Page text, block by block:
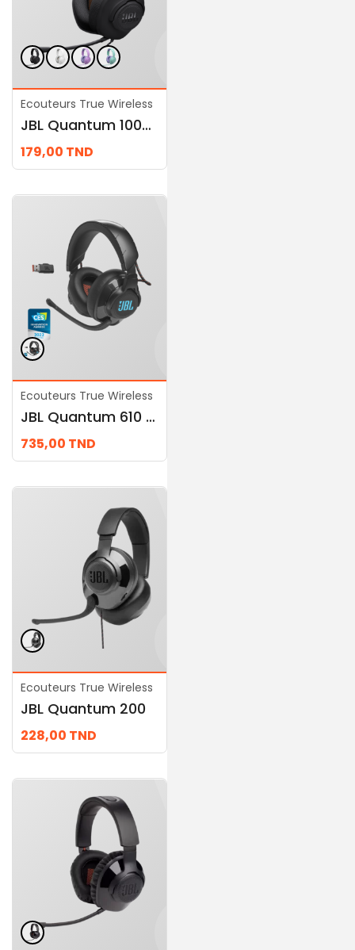
Ecouteurs True Wireless
JBL Quantum 100M2
179,00 TND
Ecouteurs True Wireless
JBL Quantum 610 Wireless
735,00 TND
Ecouteurs True Wireless
JBL Quantum 200
228,00 TND